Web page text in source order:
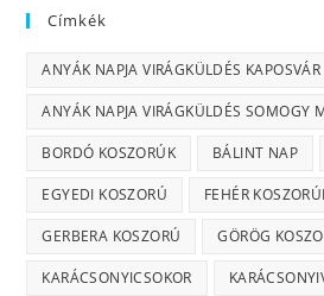
Címkék
ANYÁK NAPJA VIRÁGKÜLDÉS KAPOSVÁR
ANYÁK NAPJA VIRÁGKÜLDÉS SOMOGY
BORDÓ KOSZORÚK BÁLINT NAP
EGYEDI KOSZORÚ FEHÉR
GERBERA KOSZORÚ GÖRÖG
KARÁCSONYICSOKOR